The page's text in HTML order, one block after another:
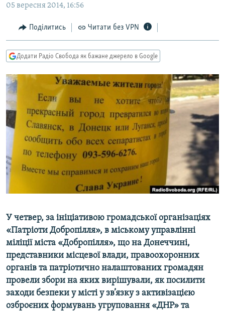
Перейти
пошуку
СУСПІЛЬСТВО
КУЛЬТУРА
УКРАЇНА
ДОНБАС.РЕАЛІЇ
КРИМ.РЕАЛІЇ
СХЕМИ
КИТАЙ.ВИКЛИКИ
МУЛЬТИМЕДІА
ФОТО
СПЕЦПРОЄКТИ
ПОДКАСТИ
КРИМ РЕАЛІЇ
РУС
УКР
КТАТ
ДОЛУЧАЙСЯ!
05 вересня 2014, 16:56
Поділитись Читати без VPN
Додати Радіо Свобода як бажане джерело в Google
У четвер, за ініціативою громадської організаціях
«Патріоти Добропілля», в міському управлінні
міліції міста «Добропілля», що на Донеччині,
представники місцевої влади, правоохоронних
органів та патріотично налаштованих громадян
провели збори на яких вирішували, як посилити
заходи безпеки у місті у зв’язку з активізацією
озброєних формувань угруповання «ДНР» та